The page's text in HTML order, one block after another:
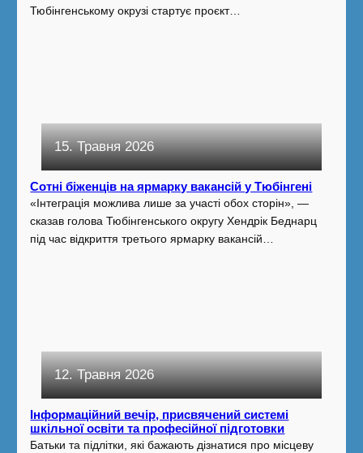
Тюбінгенському окрузі стартує проєкт…
15. Травня 2026
Сотні біженців на ярмарку вакансій у Тюбінгені
«Інтеграція можлива лише за участі обох сторін», —
сказав голова Тюбінгенського округу Хендрік Беднарц
під час відкриття третього ярмарку вакансій…
12. Травня 2026
Інформаційний вечір, присвячений системі
шкільної освіти та професійної підготовки
Батьки та підлітки, які бажають дізнатися про місцеву